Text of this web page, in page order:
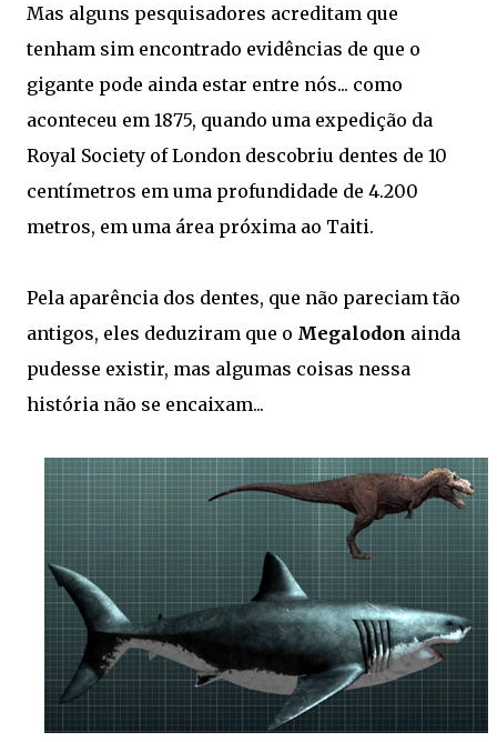
Mas alguns pesquisadores acreditam que
tenham sim encontrado evidências de que o
gigante pode ainda estar entre nós... como
aconteceu em 1875, quando uma expedição da
Royal Society of London descobriu dentes de 10
centímetros em uma profundidade de 4.200
metros, em uma área próxima ao Taiti.
Pela aparência dos dentes, que não pareciam tão
antigos, eles deduziram que o Megalodon ainda
pudesse existir, mas algumas coisas nessa
história não se encaixam...